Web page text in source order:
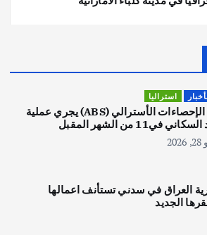
اصبح بطلاً لأستراليا بلعبة كمال الاجسام
يوليو 30, 2026
يوليو 30, 2026
استراليا
مكتب الإحصاءات الأسترالي (ABS) يجري عملية
في11 من الشهر المقبل
العراق في سدني تستأنف اعمالها
الجديد